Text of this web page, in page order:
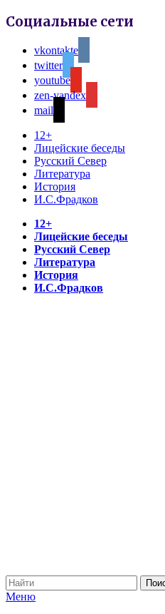
Социальные сети
vkontakte
twitter
youtube
zen-yandex
mail
12+
Лицейские беседы
Русский Север
Литература
История
И.С.Фрадков
12+
Лицейские беседы
Русский Север
Литература
История
И.С.Фрадков
Меню